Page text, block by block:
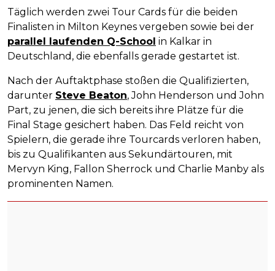
Täglich werden zwei Tour Cards für die beiden
Finalisten in Milton Keynes vergeben sowie bei der
parallel laufenden Q-School in Kalkar in
Deutschland, die ebenfalls gerade gestartet ist.
Nach der Auftaktphase stoßen die Qualifizierten,
darunter Steve Beaton, John Henderson und John
Part, zu jenen, die sich bereits ihre Plätze für die
Final Stage gesichert haben. Das Feld reicht von
Spielern, die gerade ihre Tourcards verloren haben,
bis zu Qualifikanten aus Sekundärtouren, mit
Mervyn King, Fallon Sherrock und Charlie Manby als
prominenten Namen.